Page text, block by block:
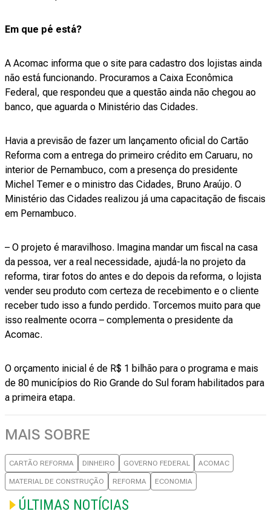
Em que pé está?
A Acomac informa que o site para cadastro dos lojistas ainda
não está funcionando. Procuramos a Caixa Econômica
Federal, que respondeu que a questão ainda não chegou ao
banco, que aguarda o Ministério das Cidades.
Havia a previsão de fazer um lançamento oficial do Cartão
Reforma com a entrega do primeiro crédito em Caruaru, no
interior de Pernambuco, com a presença do presidente
Michel Temer e o ministro das Cidades, Bruno Araújo. O
Ministério das Cidades realizou já uma capacitação de fiscais
em Pernambuco.
– O projeto é maravilhoso. Imagina mandar um fiscal na casa
da pessoa, ver a real necessidade, ajudá-la no projeto da
reforma, tirar fotos do antes e do depois da reforma, o lojista
vender seu produto com certeza de recebimento e o cliente
receber tudo isso a fundo perdido. Torcemos muito para que
isso realmente ocorra – complementa o presidente da
Acomac.
O orçamento inicial é de R$ 1 bilhão para o programa e mais
de 80 municípios do Rio Grande do Sul foram habilitados para
a primeira etapa.
MAIS SOBRE
CARTÃO REFORMA DINHEIRO GOVERNO FEDERAL ACOMAC
MATERIAL DE CONSTRUÇÃO REFORMA ECONOMIA
ÚLTIMAS NOTÍCIAS